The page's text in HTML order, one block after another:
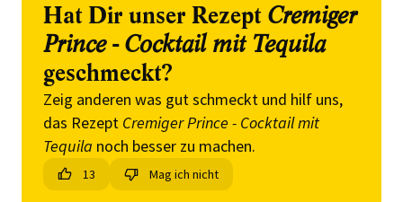
Hat Dir unser Rezept Cremiger
Prince - Cocktail mit Tequila
geschmeckt?
Zeig anderen was gut schmeckt und hilf uns,
das Rezept Cremiger Prince - Cocktail mit
Tequila noch besser zu machen.
13 Mag ich nicht